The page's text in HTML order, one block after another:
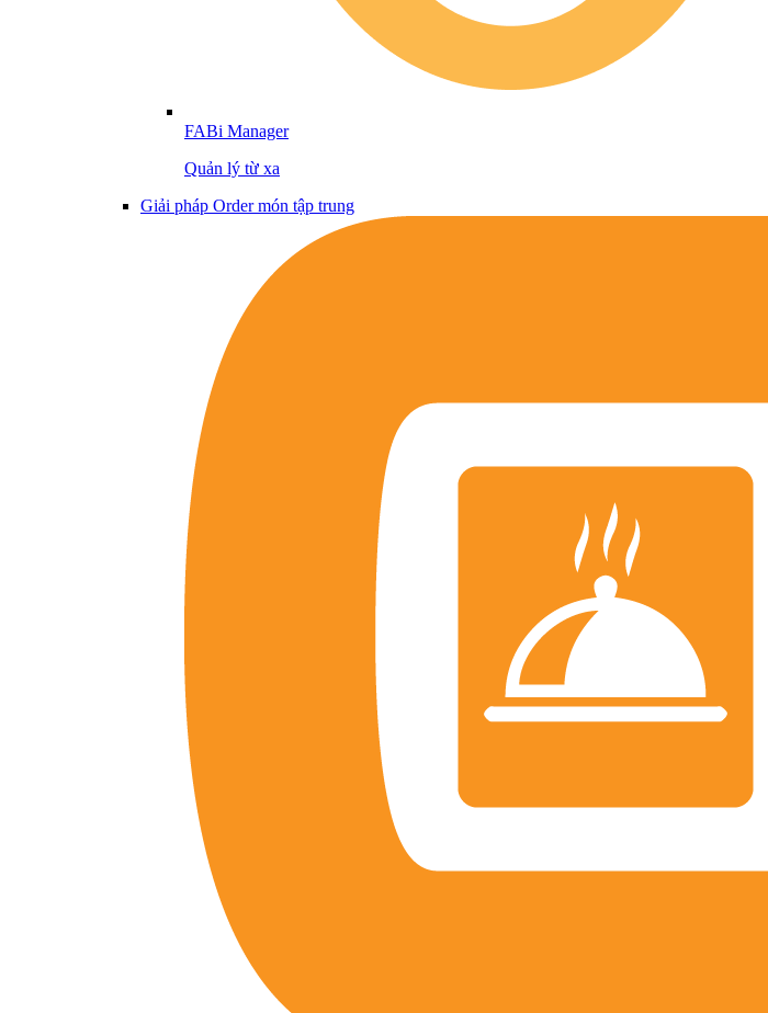
FABi Manager
Quản lý từ xa
Giải pháp Order món tập trung